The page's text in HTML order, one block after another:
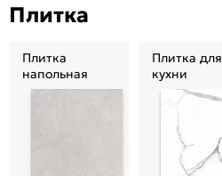
Плитка
Плитка
напольная
Плитка для
кухни